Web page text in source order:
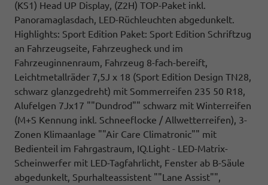
(KS1) Head UP Display, (Z2H) TOP-Paket inkl.
Panoramaglasdach, LED-Rüchleuchten abgedunkelt.
Highlights: Sport Edition Paket: Sport Edition Schriftzug
an Fahrzeugseite, Fahrzeugheck und im
Fahrzeuginnenraum, Fahrzeug 8-fach-bereift,
Leichtmetallräder 7,5J x 18 (Sport Edition Design TN28,
schwarz glanzgedreht) mit Sommerreifen 235 50 R18,
Alufelgen 7Jx17 ""Dundrod"" schwarz mit Winterreifen
(M+S Kennung inkl. Schneeflocke / Allwetterreifen), 3-
Zonen Klimaanlage ""Air Care Climatronic"" mit
Bedienteil im Fahrgastraum, IQ.Light - LED-Matrix-
Scheinwerfer mit LED-Tagfahrlicht, Fenster ab B-Säule
abgedunkelt, Spurhalteassistent ""Lane Assist"",